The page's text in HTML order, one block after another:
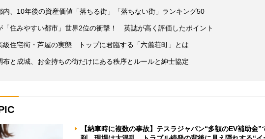
内、10年後の資産価値「落ちる街」「落ちない街」ランキング50
「住みやすい都市」世界2位の衝撃！ 英誌が高く評価したポイント
級住宅街・芦屋の実態 トップに君臨する「六麓荘町」とは
布と成城、お金持ちの街だけにある秩序とルールと紳士協定
【納車時に複数の事故】テスラジャパン“多額のEV補助金”